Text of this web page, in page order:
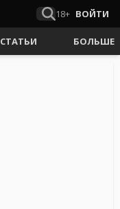
18+ ВОЙТИ
СТАТЬИ БОЛЬШЕ